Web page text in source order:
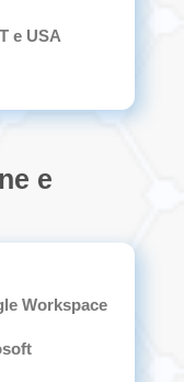
e USA
e
Workspace